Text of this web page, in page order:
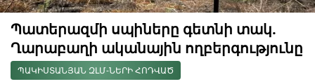
Պատերազմի սպիները գետնի տակ.
Ղարաբաղի ականային ողբերգությունը
ՊԱԿԻՍՏԱՆՅԱՆ ԶԼՄ-ՆԵՐԻ ՀՈԴՎԱԾ